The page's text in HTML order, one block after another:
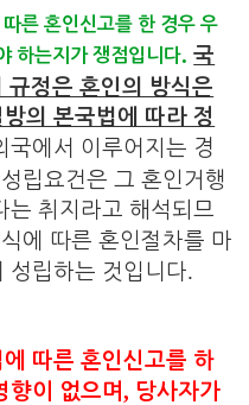
른 혼인신고를 한 경우 우
하는지가 쟁점입니다. 국
규정은 혼인의 방식은
의 본국법에 따라 정
국에서 이루어지는 경
립요건은 그 혼인거행
는 취지라고 해석되므
에 따른 혼인절차를 마
성립하는 것입니다
따른 혼인신고를 하
향이 없으며 , 당사자가